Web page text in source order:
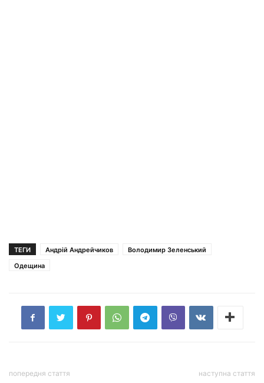
ТЕГИ Андрій Андрейчиков
Володимир Зеленський
Одещина
попередня стаття наступна стаття